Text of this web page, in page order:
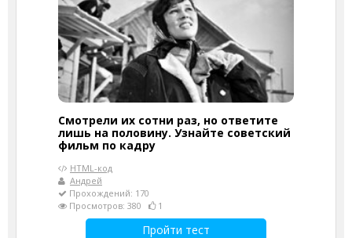
Смотрели их сотни раз, но ответите
лишь на половину. Узнайте советский
фильм по кадру
HTML-код
Андрей
Прохождений: 170
Просмотров: 380
1
Пройти тест